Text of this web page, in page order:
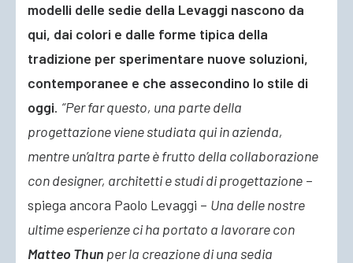
modelli delle sedie della Levaggi nascono da
qui, dai colori e dalle forme tipica della
tradizione per sperimentare nuove soluzioni,
contemporanee e che assecondino lo stile di
oggi. “Per far questo, una parte della
progettazione viene studiata qui in azienda,
mentre un’altra parte è frutto della collaborazione
con designer, architetti e studi di progettazione –
spiega ancora Paolo Levaggi – Una delle nostre
ultime esperienze ci ha portato a lavorare con
Matteo Thun per la creazione di una sedia